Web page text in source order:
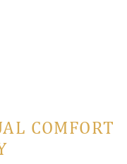
COMFORT